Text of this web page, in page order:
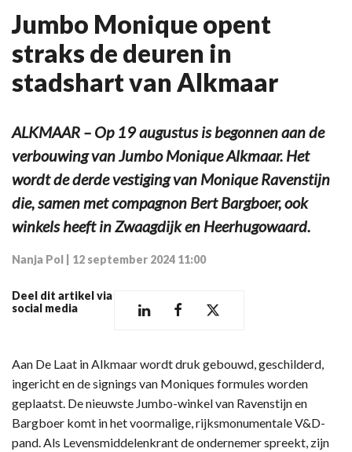
Jumbo Monique opent
straks de deuren in
stadshart van Alkmaar
ALKMAAR – Op 19 augustus is begonnen aan de
verbouwing van Jumbo Monique Alkmaar. Het
wordt de derde vestiging van Monique Ravenstijn
die, samen met compagnon Bert Bargboer, ook
winkels heeft in Zwaagdijk en Heerhugowaard.
Nanja Pol 12 september 2024 11:00
Deel dit artikel via
social media
Aan De Laat in Alkmaar wordt druk gebouwd, geschilderd,
ingericht en de signings van Moniques formules worden
geplaatst. De nieuwste Jumbo-winkel van Ravenstijn en
Bargboer komt in het voormalige, rijksmonumentale V&D-
pand. Als Levensmiddelenkrant de ondernemer spreekt, zijn